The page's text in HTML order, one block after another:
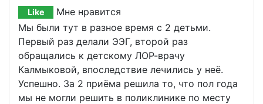
Like
Мне нравится
Мы были тут в разное время с 2 детьми.
Первый раз делали ЭЭГ, второй раз
обращались к детскому ЛОР-врачу
Калмыковой, впоследствие лечились у неё.
Успешно. За 2 приёма решила то, что пол года
мы не могли решить в поликлинике по месту